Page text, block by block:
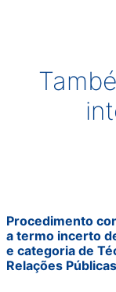
Procedimento
a termo incerto
e categoria de
Relações